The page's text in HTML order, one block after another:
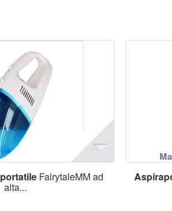
portatileFairytaleMM ad
alta...